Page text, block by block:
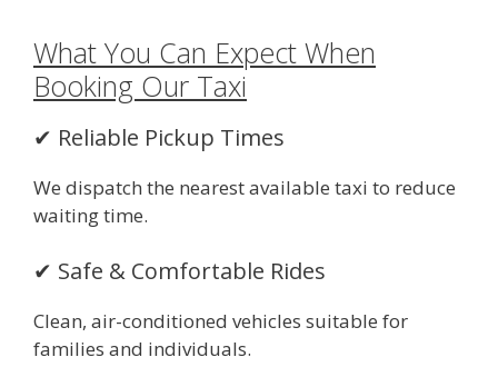
What You Can Expect When
Booking Our Taxi
✔ Reliable Pickup Times
We dispatch the nearest available taxi to reduce
waiting time.
✔ Safe & Comfortable Rides
Clean, air-conditioned vehicles suitable for
families and individuals.